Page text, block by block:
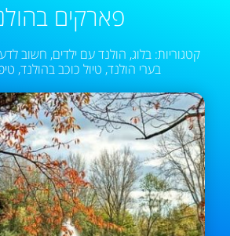
פארקים
קטגוריות: בלוג, הולנד עם ילדים, חשוב
בערי הולנד, טיול כוכב בהולנד,